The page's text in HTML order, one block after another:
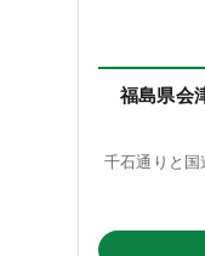
福島県会
千石通りと